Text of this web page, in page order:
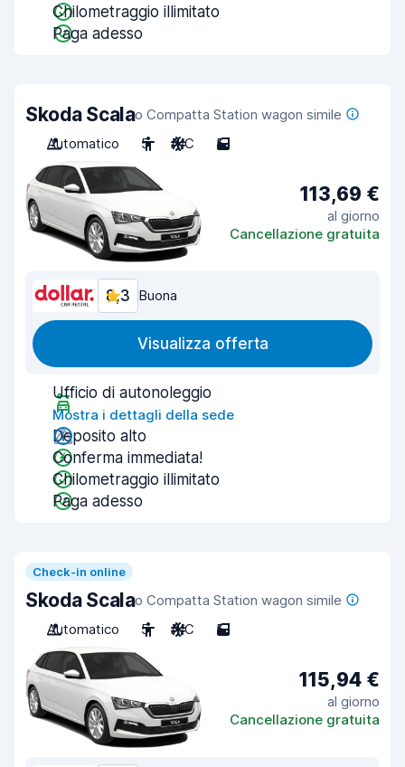
Chilometraggio illimitato
Paga adesso
Skoda Scalao Compatta Station wagon simile
Automatico
5 A/C 5
113,69 €
al giorno
Cancellazione gratuita
8,3 Buona
Visualizza offerta
Ufficio di autonoleggio
Mostra i dettagli della sede
Deposito alto
Conferma immediata!
Chilometraggio illimitato
Paga adesso
Check-in online
Skoda Scalao Compatta Station wagon simile
Automatico
5 A/C 5
115,94 €
al giorno
Cancellazione gratuita